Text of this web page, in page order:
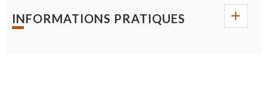
INFORMATIONS PRATIQUES